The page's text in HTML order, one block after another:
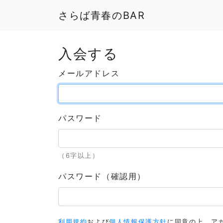
さらば青春のBAR
入会する
メールアドレス
パスワード
（6字以上）
パスワード（確認用）